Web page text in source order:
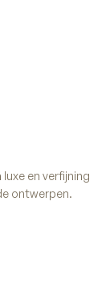
en verfijning
ontwerpen.